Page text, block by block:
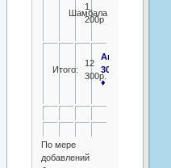
Шамбала
1
200р
Итого:
12
300р.
Акция
30%
♦
По мере
добавлений